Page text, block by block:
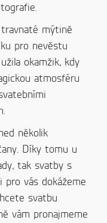
mýtině
pro nevěstu
okamžik, kdy
atmosféru
několik
Díky tomu u
tak svatby s
pro vás dokážeme
svatbu
vám pronajmeme